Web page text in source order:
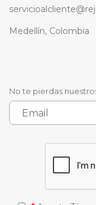
Medellín, Colombia
No te pierdas